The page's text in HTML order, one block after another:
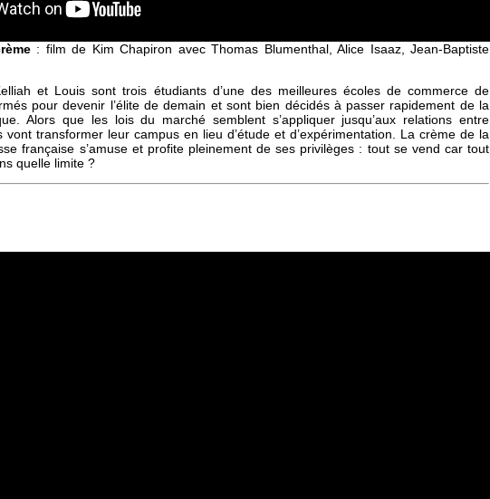
: film de Kim Chapiron avec Thomas Blumenthal, Alice Isaaz, Jean-Baptiste
et Louis sont trois étudiants d’une des meilleures écoles de commerce de
pour devenir l’élite de demain et sont bien décidés à passer rapidement de la
Alors que les lois du marché semblent s’appliquer jusqu’aux relations entre
vont transformer leur campus en lieu d’étude et d’expérimentation. La crème de la
française s’amuse et profite pleinement de ses privilèges : tout se vend car tout
quelle limite ?